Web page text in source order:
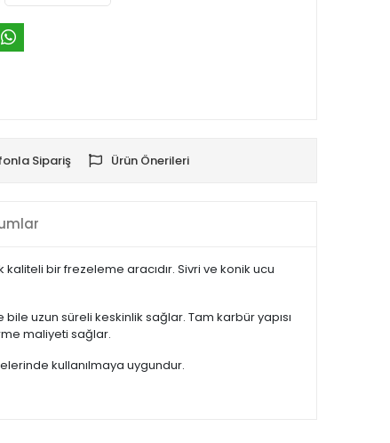
Sipariş Ürün Önerileri
kaliteli bir frezeleme aracıdır. Sivri ve konik ucu
uzun süreli keskinlik sağlar. Tam karbür yapısı
maliyeti sağlar.
kullanılmaya uygundur.